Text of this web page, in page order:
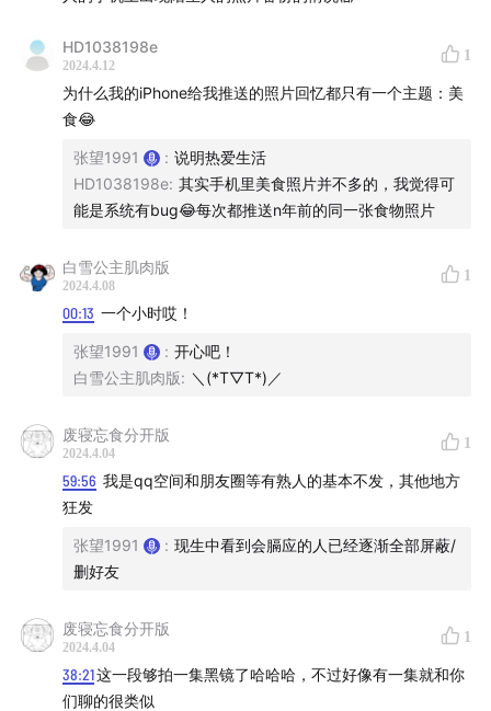
小方记忆的第九城市论坛连截图都不好找T T
*勘误：网游传奇和起点中文网都是盛大公司旗下的，不是
九城。
HD1038198e
2024.4.12
1
为什么我的iPhone给我推送的照片回忆都只有一个主题：美
食😂
张望1991 : 说明热爱生活
HD1038198e: 其实手机里美食照片并不多的，我觉得可
能是系统有bug😂每次都推送n年前的同一张食物照片
白雪公主肌肉版
2024.4.08
1
00:13 一个小时哎！
张望1991 : 开心吧！
白雪公主肌肉版: ＼(*T▽T*)／
废寝忘食分开版
2024.4.04
1
59:56 我是qq空间和朋友圈等有熟人的基本不发，其他地方
狂发
张望1991 : 现生中看到会膈应的人已经逐渐全部屏蔽/
删好友
废寝忘食分开版
2024.4.04
1
38:21这一段够拍一集黑镜了哈哈哈，不过好像有一集就和你
们聊的很类似